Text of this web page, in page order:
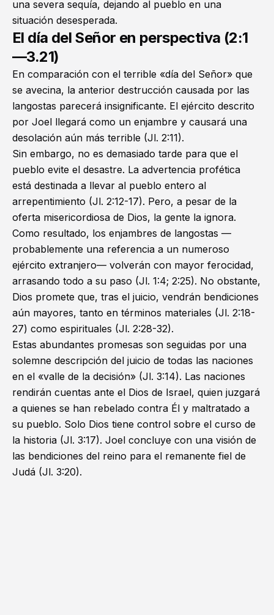
una severa sequía, dejando al pueblo en una
situación desesperada.
El día del Señor en perspectiva (2:1
—3.21)
En comparación con el terrible «día del Señor» que
se avecina, la anterior destrucción causada por las
langostas parecerá insignificante. El ejército descrito
por Joel llegará como un enjambre y causará una
desolación aún más terrible (Jl. 2:11).
Sin embargo, no es demasiado tarde para que el
pueblo evite el desastre. La advertencia profética
está destinada a llevar al pueblo entero al
arrepentimiento (Jl. 2:12-17). Pero, a pesar de la
oferta misericordiosa de Dios, la gente la ignora.
Como resultado, los enjambres de langostas —
probablemente una referencia a un numeroso
ejército extranjero— volverán con mayor ferocidad,
arrasando todo a su paso (Jl. 1:4; 2:25). No obstante,
Dios promete que, tras el juicio, vendrán bendiciones
aún mayores, tanto en términos materiales (Jl. 2:18-
27) como espirituales (Jl. 2:28-32).
Estas abundantes promesas son seguidas por una
solemne descripción del juicio de todas las naciones
en el «valle de la decisión» (Jl. 3:14). Las naciones
rendirán cuentas ante el Dios de Israel, quien juzgará
a quienes se han rebelado contra Él y maltratado a
su pueblo. Solo Dios tiene control sobre el curso de
la historia (Jl. 3:17). Joel concluye con una visión de
las bendiciones del reino para el remanente fiel de
Judá (Jl. 3:20).